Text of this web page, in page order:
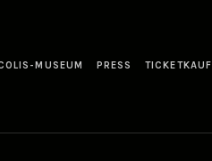
MUSEUM PRESS TICKETKAUF